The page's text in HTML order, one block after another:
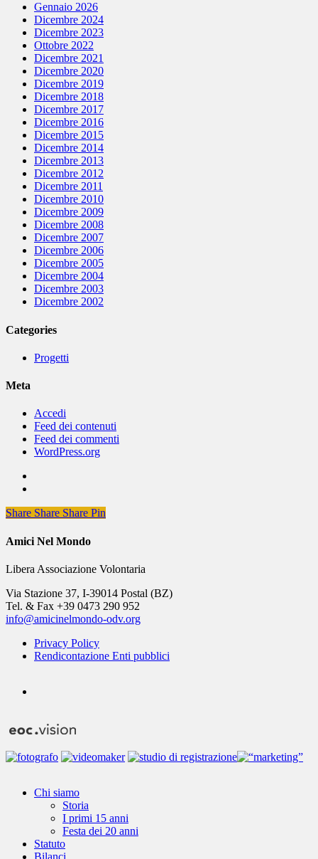
Gennaio 2026
Dicembre 2024
Dicembre 2023
Ottobre 2022
Dicembre 2021
Dicembre 2020
Dicembre 2019
Dicembre 2018
Dicembre 2017
Dicembre 2016
Dicembre 2015
Dicembre 2014
Dicembre 2013
Dicembre 2012
Dicembre 2011
Dicembre 2010
Dicembre 2009
Dicembre 2008
Dicembre 2007
Dicembre 2006
Dicembre 2005
Dicembre 2004
Dicembre 2003
Dicembre 2002
Categories
Progetti
Meta
Accedi
Feed dei contenuti
Feed dei commenti
WordPress.org
Share
Share Share Share Pin
Amici Nel Mondo
Libera Associazione Volontaria
Via Stazione 37, I-39014 Postal (BZ)
Tel. & Fax +39 0473 290 952
info@amicinelmondo-odv.org
Privacy Policy
Rendicontazione Enti pubblici
Close
Chi siamo
Storia
I primi 15 anni
Festa dei 20 anni
Statuto
Bilanci